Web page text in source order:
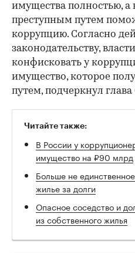
00:00
имущества полностью, а
преступным путем
коррупцию. Согласно
законодательству,
конфисковать у
имущество, которое
путем, подчеркнул глава
Читайте также:
В России у
имущество на ₽90 млрд
Больше не
жилье за долги
Опасное соседство и
из собственного жилья